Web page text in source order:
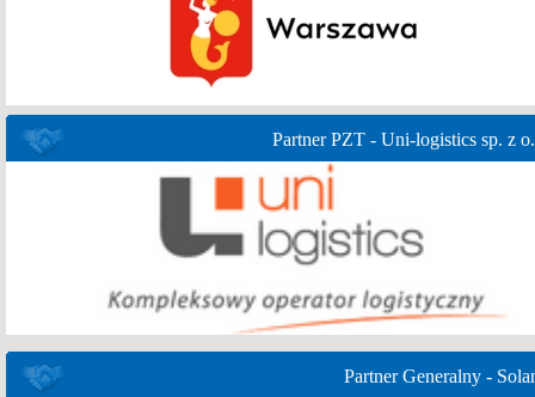
Partner PZT - Uni-logistics sp. z
Partner Generalny -